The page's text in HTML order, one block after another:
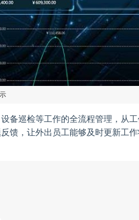
备巡检等工作的全流程管理，从
馈，让外出员工能够及时更新工